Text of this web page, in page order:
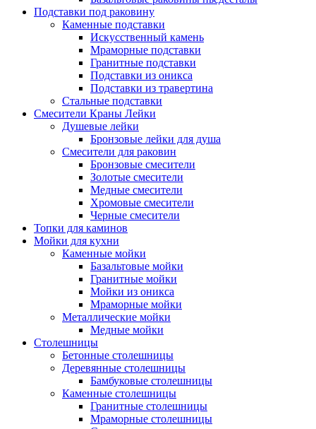
Подставки под раковину
Каменные подставки
Искусственный камень
Мраморные подставки
Гранитные подставки
Подставки из оникса
Подставки из травертина
Стальные подставки
Смесители Краны Лейки
Душевые лейки
Бронзовые лейки для душа
Смесители для раковин
Бронзовые смесители
Золотые смесители
Медные смесители
Хромовые смесители
Черные смесители
Топки для каминов
Мойки для кухни
Каменные мойки
Базальтовые мойки
Гранитные мойки
Мойки из оникса
Мраморные мойки
Металлические мойки
Медные мойки
Столешницы
Бетонные столешницы
Деревянные столешницы
Бамбуковые столешницы
Каменные столешницы
Гранитные столешницы
Мраморные столешницы